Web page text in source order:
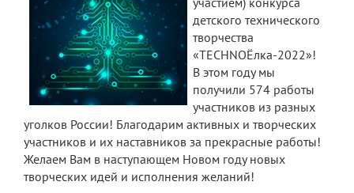
детского технического
творчества
«TECHNOЁлка-2022»!
В этом году мы
получили 574 работы
участников из разных
уголков России! Благодарим активных и творческих
участников и их наставников за прекрасные работы!
Желаем Вам в наступающем Новом году новых
творческих идей и исполнения желаний!